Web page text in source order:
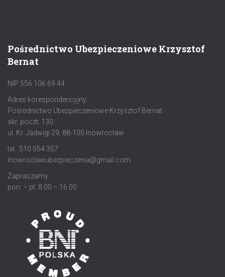
Pośrednictwo Ubezpieczeniowe Krzysztof
Bernat
NIP 556 106 69 44
Adres korespondencyjny:
Pośrednictwo Ubezpieczeniowe Krzysztof Bernat
skr. poczt. 130
ul. Kr. Jadwigi 29, 88-100 Inowrocław
tel. 510 054 357
inowroclawubezpieczenia@gmail.com
Zapraszamy:
pon. – pt. 8.00 – 16.00